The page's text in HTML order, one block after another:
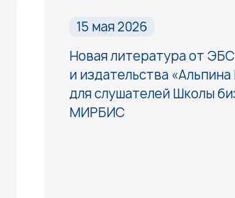
15 мая 2026
Новая литература от
и издательства
для слушателей Школы
МИРБИС